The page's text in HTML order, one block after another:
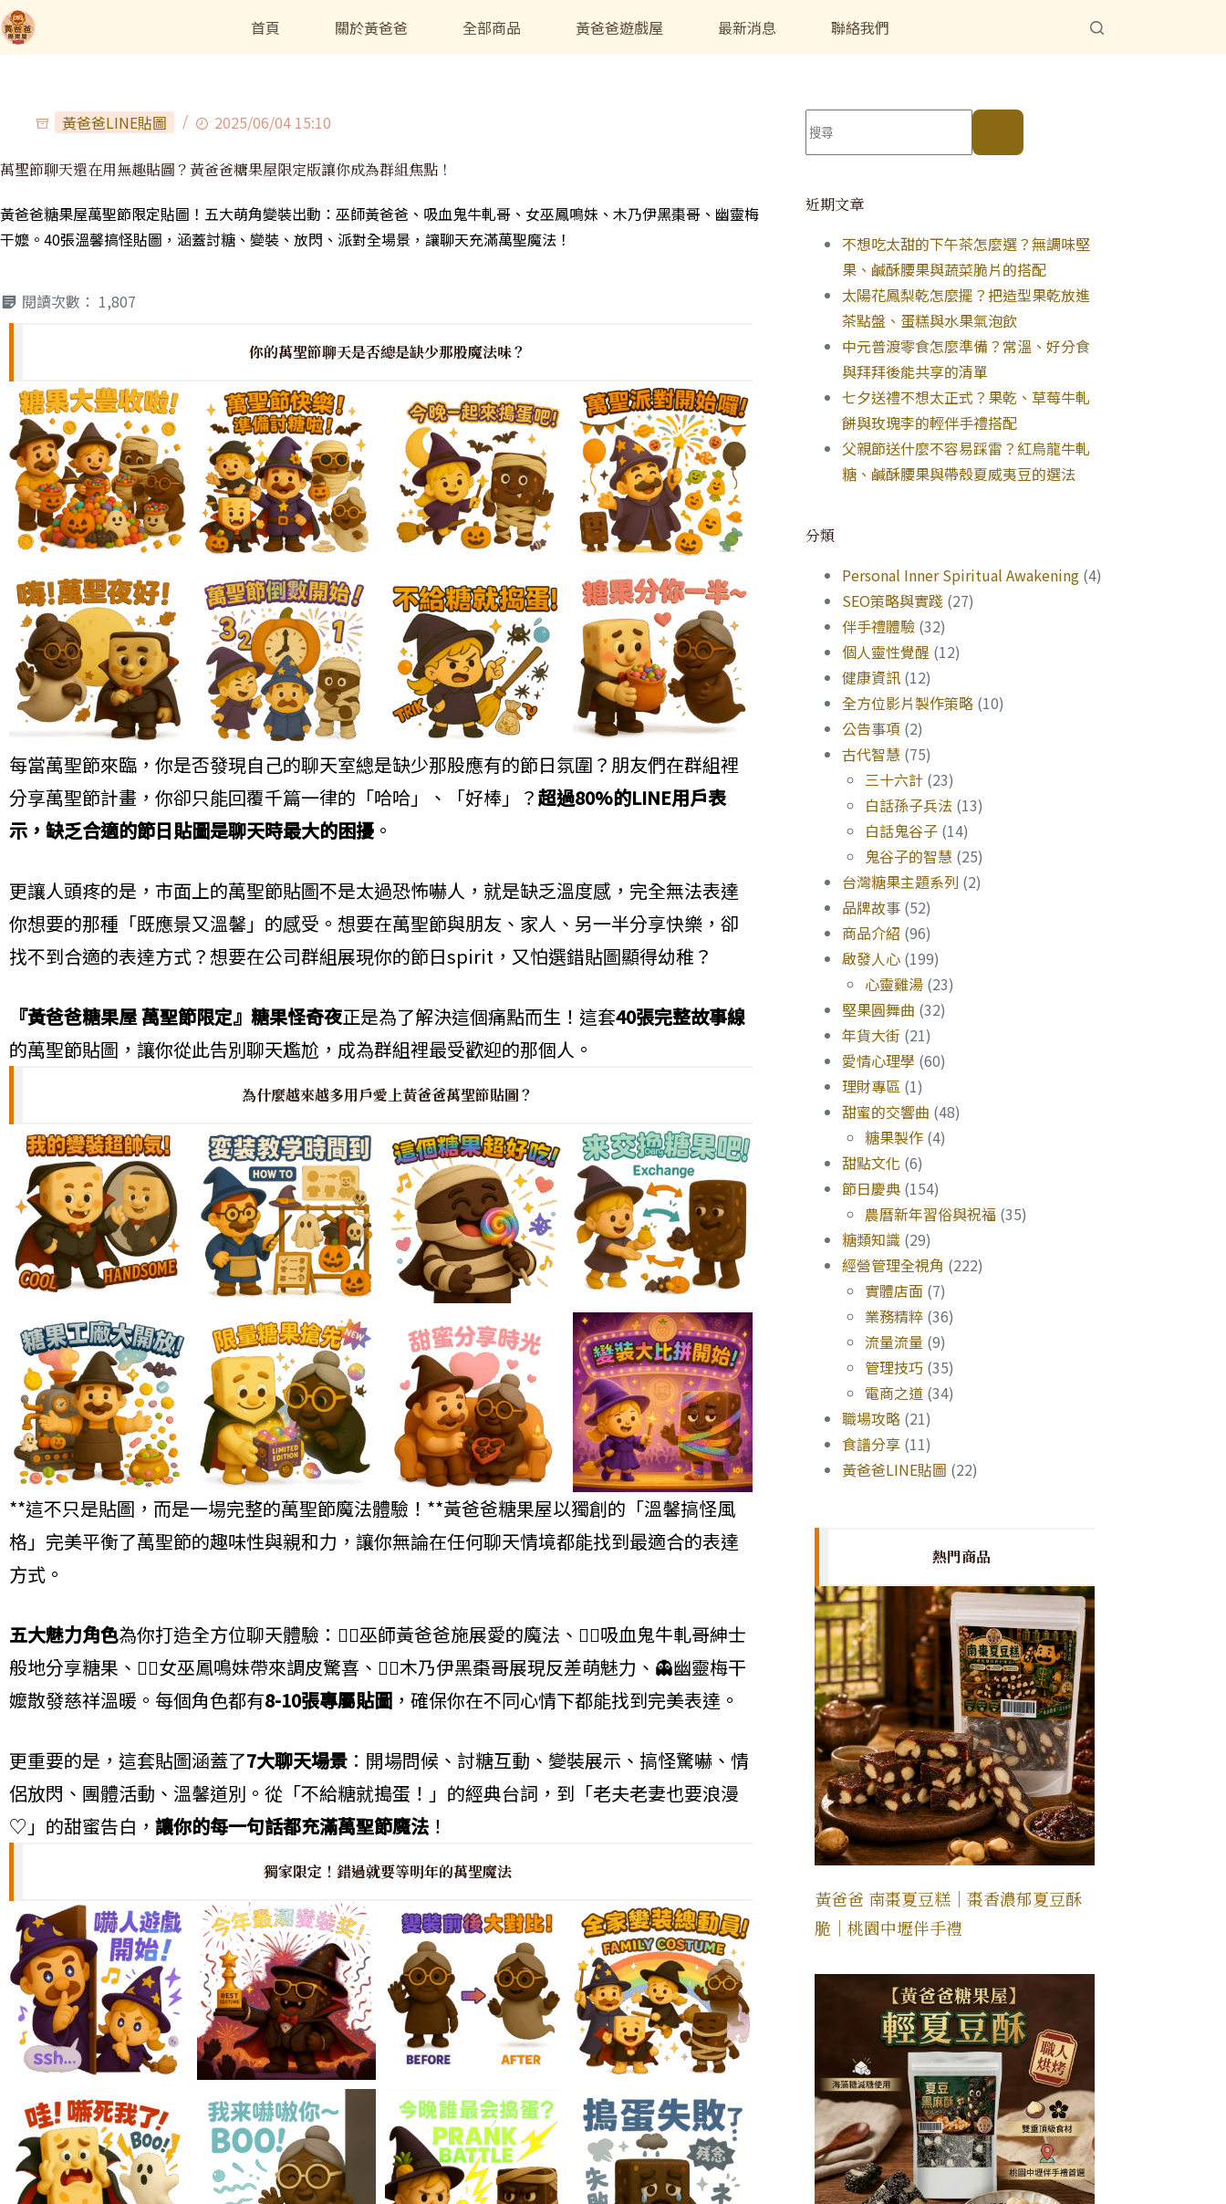
首頁 關於黃爸爸 全部商品 黃爸爸遊戲屋 最新消息 聯絡我們
黃爸爸LINE貼圖 2025/06/04 15:10
萬聖節聊天還在用無趣貼圖？黃爸爸糖果屋限定版讓你成為群組焦點！
黃爸爸糖果屋萬聖節限定貼圖！五大萌角變裝出動：巫師黃爸爸、吸血鬼牛軋哥、女巫鳳鳴妹、木乃伊黑棗哥、幽靈梅
干嬤。40張溫馨搞怪貼圖，涵蓋討糖、變裝、放閃、派對全場景，讓聊天充滿萬聖魔法！
閱讀次數： 1,807
你的萬聖節聊天是否總是缺少那股魔法味？
每當萬聖節來臨，你是否發現自己的聊天室總是缺少那股應有的節日氛圍？朋友們在群組裡
分享萬聖節計畫，你卻只能回覆千篇一律的「哈哈」、「好棒」？超過80%的LINE用戶表
示，缺乏合適的節日貼圖是聊天時最大的困擾。
更讓人頭疼的是，市面上的萬聖節貼圖不是太過恐怖嚇人，就是缺乏溫度感，完全無法表達
你想要的那種「既應景又溫馨」的感受。想要在萬聖節與朋友、家人、另一半分享快樂，卻
找不到合適的表達方式？想要在公司群組展現你的節日spirit，又怕選錯貼圖顯得幼稚？
『黃爸爸糖果屋 萬聖節限定』糖果怪奇夜正是為了解決這個痛點而生！這套40張完整故事線
的萬聖節貼圖，讓你從此告別聊天尷尬，成為群組裡最受歡迎的那個人。
為什麼越來越多用戶愛上黃爸爸萬聖節貼圖？
**這不只是貼圖，而是一場完整的萬聖節魔法體驗！**黃爸爸糖果屋以獨創的「溫馨搞怪風
格」完美平衡了萬聖節的趣味性與親和力，讓你無論在任何聊天情境都能找到最適合的表達
方式。
五大魅力角色為你打造全方位聊天體驗：🧙‍♂️巫師黃爸爸施展愛的魔法、🧛‍♂️吸血鬼牛軋哥紳士
般地分享糖果、🧙‍♀️女巫鳳鳴妹帶來調皮驚喜、🧟‍♂️木乃伊黑棗哥展現反差萌魅力、👻幽靈梅干
嬤散發慈祥溫暖。每個角色都有8-10張專屬貼圖 ，確保你在不同心情下都能找到完美表達。
更重要的是，這套貼圖涵蓋了7大聊天場景 ：開場問候、討糖互動、變裝展示、搞怪驚嚇、情
侶放閃、團體活動、溫馨道別。從「不給糖就搗蛋！」的經典台詞，到「老夫老妻也要浪漫
♡」的甜蜜告白， 讓你的每一句話都充滿萬聖節魔法 ！
獨家限定！錯過就要等明年的萬聖魔法
近期文章
不想吃太甜的下午茶怎麼選？無調味堅
果、鹹酥腰果與蔬菜脆片的搭配
太陽花鳳梨乾怎麼擺？把造型果乾放進
茶點盤、蛋糕與水果氣泡飲
中元普渡零食怎麼準備？常溫、好分食
與拜拜後能共享的清單
七夕送禮不想太正式？果乾、草莓牛軋
餅與玫瑰李的輕伴手禮搭配
父親節送什麼不容易踩雷？紅烏龍牛軋
糖、鹹酥腰果與帶殼夏威夷豆的選法
分類
Personal Inner Spiritual Awakening (4)
SEO策略與實踐 (27)
伴手禮體驗 (32)
個人靈性覺醒 (12)
健康資訊 (12)
全方位影片製作策略 (10)
公告事項 (2)
古代智慧 (75)
三十六計 (23)
白話孫子兵法 (13)
白話鬼谷子 (14)
鬼谷子的智慧 (25)
台灣糖果主題系列 (2)
品牌故事 (52)
商品介紹 (96)
啟發人心 (199)
心靈雞湯 (23)
堅果圓舞曲 (32)
年貨大街 (21)
愛情心理學 (60)
理財專區 (1)
甜蜜的交響曲 (48)
糖果製作 (4)
甜點文化 (6)
節日慶典 (154)
農曆新年習俗與祝福 (35)
糖類知識 (29)
經營管理全視角 (222)
實體店面 (7)
業務精粹 (36)
流量流量 (9)
管理技巧 (35)
電商之道 (34)
職場攻略 (21)
食譜分享 (11)
黃爸爸LINE貼圖 (22)
熱門商品
黃爸爸 南棗夏豆糕｜棗香濃郁夏豆酥
脆｜桃園中壢伴手禮